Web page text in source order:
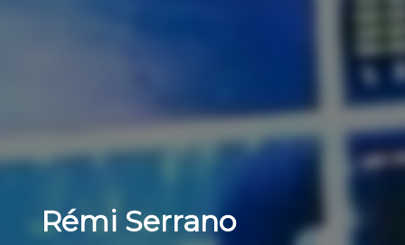
Rémi Serrano